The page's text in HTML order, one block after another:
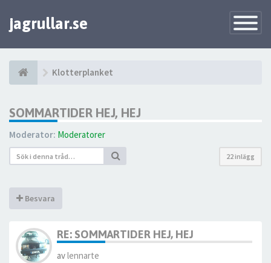
Toggle
jagrullar.se
Klotterplanket
SOMMARTIDER HEJ, HEJ
Moderator: Moderatorer
22 inlägg
Besvara
RE: SOMMARTIDER HEJ, HEJ
avlennarte